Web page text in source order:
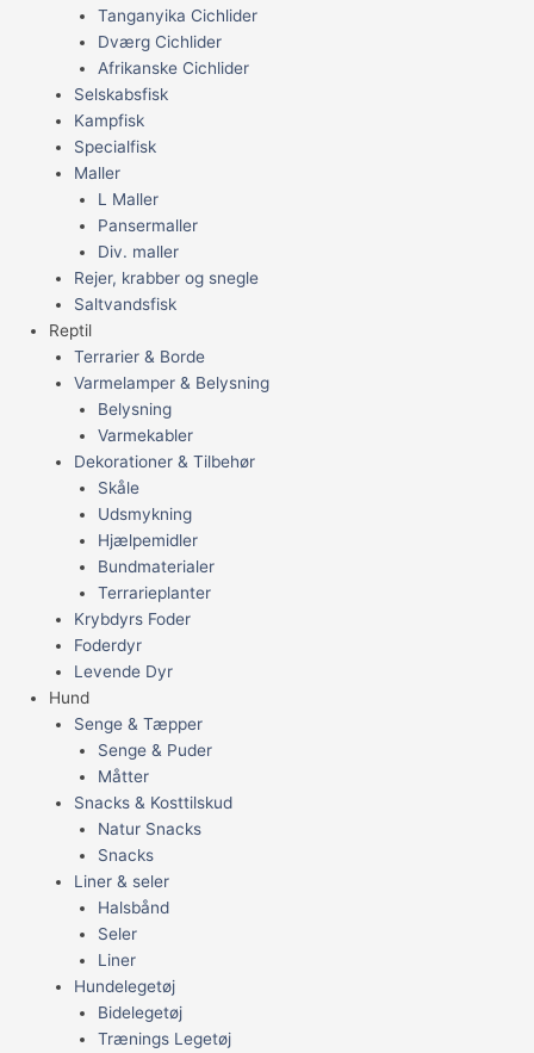
Tanganyika Cichlider
Dværg Cichlider
Afrikanske Cichlider
Selskabsfisk
Kampfisk
Specialfisk
Maller
L Maller
Pansermaller
Div. maller
Rejer, krabber og snegle
Saltvandsfisk
Reptil
Terrarier & Borde
Varmelamper & Belysning
Belysning
Varmekabler
Dekorationer & Tilbehør
Skåle
Udsmykning
Hjælpemidler
Bundmaterialer
Terrarieplanter
Krybdyrs Foder
Foderdyr
Levende Dyr
Hund
Senge & Tæpper
Senge & Puder
Måtter
Snacks & Kosttilskud
Natur Snacks
Snacks
Liner & seler
Halsbånd
Seler
Liner
Hundelegetøj
Bidelegetøj
Trænings Legetøj